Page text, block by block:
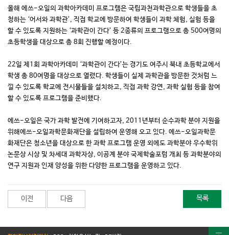
올해 에쓰-오일의 과학아카데미 프로그램은 국립과천과학관으로 학생들을 초
청하는 ‘어서와 과학관’, 직접 학교에 방문하여 학생들이 과학 체험, 실험 등을
할 수 있도록 지원하는 ‘과학관이 간다’ 등 2종류의 프로그램으로 총 500여명의
초등학생을 대상으로 총 8회 진행할 예정이다.
22일 제1회 과학아카데미 ‘과학관이 간다’는 경기도 여주시 북내 초등학교에서
학생 총 80여명을 대상으로 열렸다. 학생들이 실제 과학관을 방문한 것처럼 느
낄 수 있도록 학교에 전시물들을 설치하고, 직접 과학 강연, 과학 실험 등을 참여
할 수 있도록 프로그램을 준비했다.
에쓰-오일은 국가 과학 발전에 기여하고자, 2011년부터 순수과학 분야 지원을
위해에쓰-오일과학문화재단을 설립하여 운영해 오고 있다. 에쓰-오일과학문
화재단은 청소년을 대상으로 한 과학 프로그램 운영 외에도 과학분야 우수학위
논문상 시상 및 차세대 과학자상, 이공계 분야 국제학술포럼 개최 등 과학분야의
연구 지원과 인재 양성을 위한 다양한 프로그램을 운영하고 있다.
이전 다음 목록